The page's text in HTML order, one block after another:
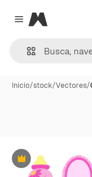
Close menu
Magnific
Inicio/stock/Vectores/
Premium